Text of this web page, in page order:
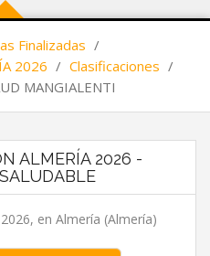
Finalizadas /
2026 / Clasificaciones /
MANGIALENTI
ALMERÍA 2026 -
en Almería (Almería)